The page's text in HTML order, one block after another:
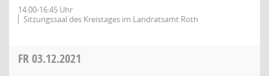
14:00-16:45 Uhr
Sitzungssaal des Kreistages im Landratsamt Roth
FR03.12.2021